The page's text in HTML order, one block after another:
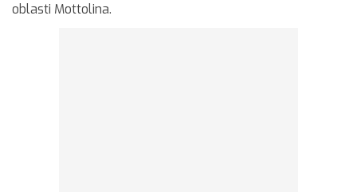
oblasti Mottolina.